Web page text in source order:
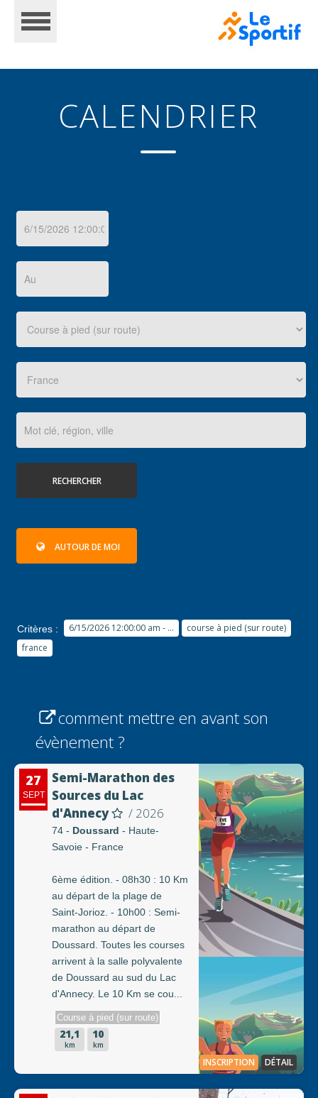
CALENDRIER
INSCRIPTIONS
RÉSULTATS
ORGANISATEURS
CALENDRIER
RECHERCHER
AUTOUR DE MOI
Critères : 6/15/2026 12:00:00 am - ...
course à pied (sur route)
france
comment mettre en avant son
évènement ?
27
SEPT
Semi-Marathon des
Sources du Lac
d'Annecy
/ 2026
74 - Doussard - Haute-
Savoie - France
6ème édition. - 08h30 : 10 Km
au départ de la plage de
Saint-Jorioz. - 10h00 : Semi-
marathon au départ de
Doussard. Toutes les courses
arrivent à la salle polyvalente
de Doussard au sud du Lac
d'Annecy. Le 10 Km se cou...
Course à pied (sur route)
21,1
km
10
km
INSCRIPTION DÉTAIL